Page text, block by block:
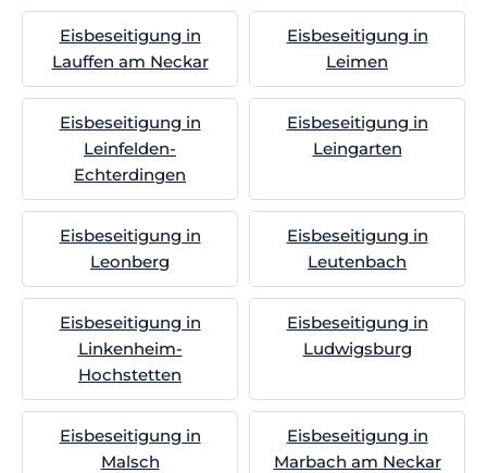
Eisbeseitigung in
Lauffen am Neckar
Eisbeseitigung in
Leimen
Eisbeseitigung in
Leinfelden-
Echterdingen
Eisbeseitigung in
Leingarten
Eisbeseitigung in
Leonberg
Eisbeseitigung in
Leutenbach
Eisbeseitigung in
Linkenheim-
Hochstetten
Eisbeseitigung in
Ludwigsburg
Eisbeseitigung in
Malsch
Eisbeseitigung in
Marbach am Neckar